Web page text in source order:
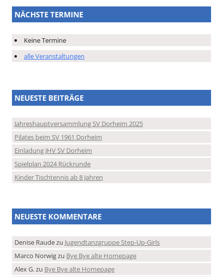
NÄCHSTE TERMINE
Keine Termine
alle Veranstaltungen
NEUESTE BEITRÄGE
Jahreshauptversammlung SV Dorheim 2025
Pilates beim SV 1961 Dorheim
Einladung JHV SV Dorheim
Spielplan 2024 Rückrunde
Kinder Tischtennis ab 8 Jahren
NEUESTE KOMMENTARE
Denise Raudezu Jugendtanzgruppe Step-Up-Girls
Marco Norwigzu Bye Bye alte Homepage
Alex G.zu Bye Bye alte Homepage